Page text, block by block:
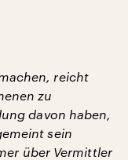
reicht
zu
davon haben,
sein
über Vermittler